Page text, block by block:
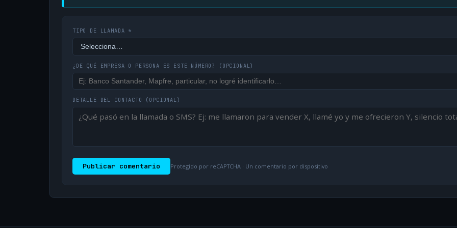
TIPO DE LLAMADA *
¿DE QUÉ EMPRESA O PERSONA ES ESTE NÚMERO? (OPCIONAL)
DETALLE DEL CONTACTO (OPCIONAL)
Publicar comentario Protegido por reCAPTCHA · Un comentario por dispositivo